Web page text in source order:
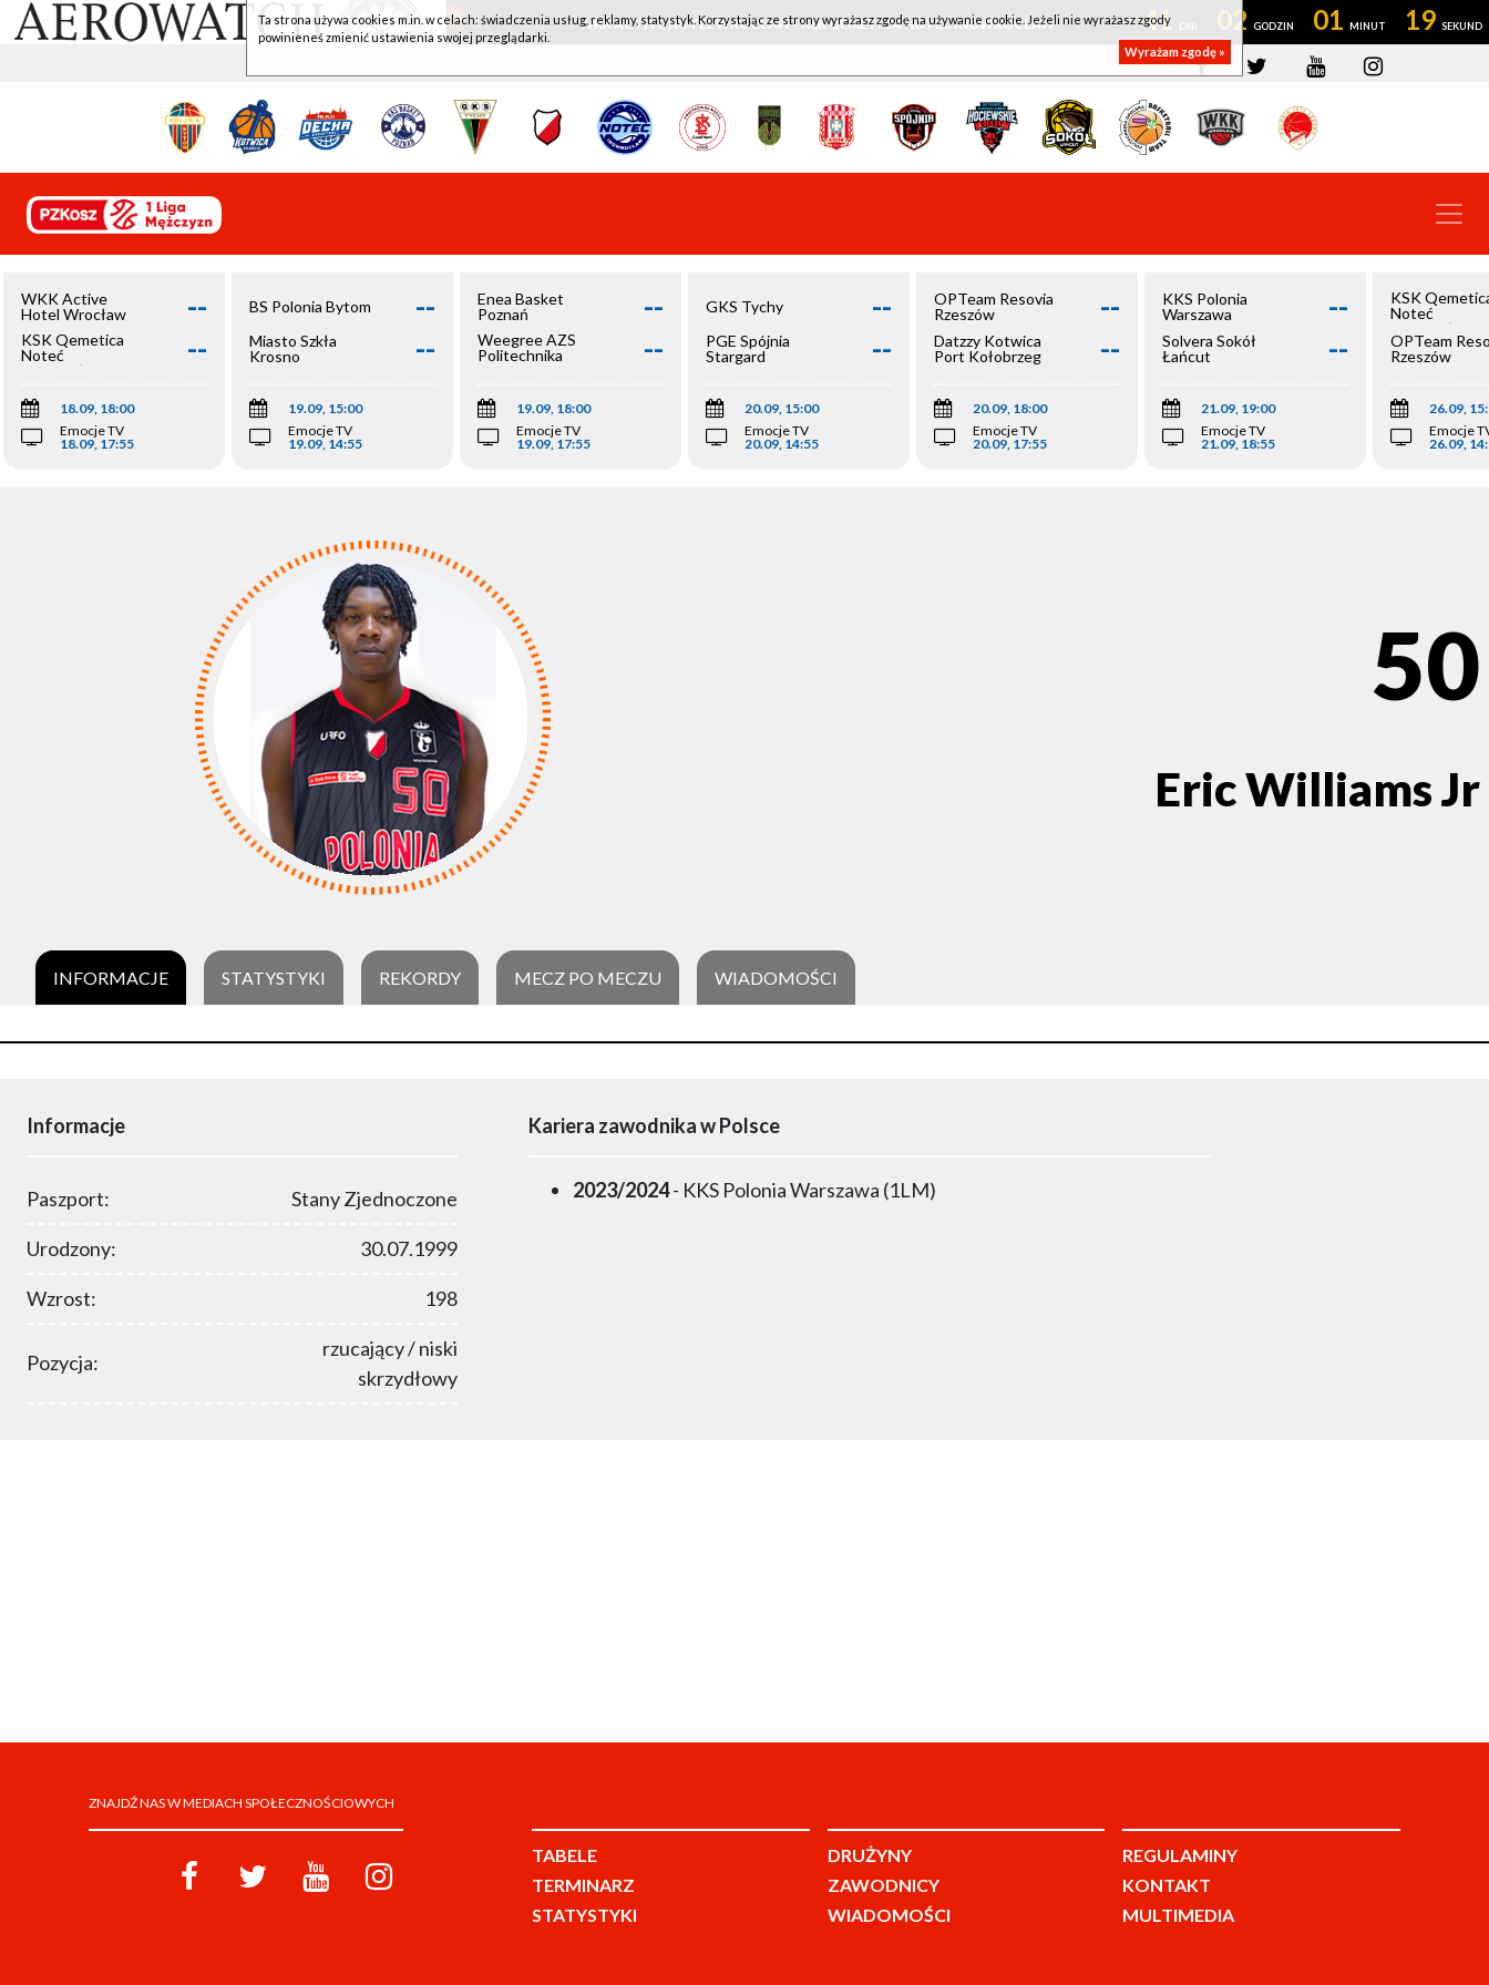
WKK ACTIVE HOTEL WROCŁAW - KSK QEMETICA NOTEĆ INOWROCŁAW 41 02 01 19
WKK Active
Hotel Wrocław
--
KSK Qemetica
Noteć
Inowrocław
--
18.09, 18:00
Emocje TV
18.09, 17:55
BS Polonia Bytom --
Miasto Szkła
Krosno
--
19.09, 15:00
Emocje TV
19.09, 14:55
Enea Basket
Poznań
--
Weegree AZS
Politechnika
--
19.09, 18:00
Emocje TV
19.09, 17:55
GKS Tychy --
PGE Spójnia
Stargard
--
20.09, 15:00
Emocje TV
20.09, 14:55
OPTeam Resovia
Rzeszów
--
Datzzy Kotwica
Port Kołobrzeg
--
20.09, 18:00
Emocje TV
20.09, 17:55
KKS Polonia
Warszawa
--
Solvera Sokół
Łańcut
--
21.09, 19:00
Emocje TV
21.09, 18:55
KSK
Noteć
Inowrocław
OPTeam
Rzeszów
26.09,
Emocje
26.09,
50
Eric Williams Jr
INFORMACJE STATYSTYKI REKORDY MECZ PO MECZU WIADOMOŚCI
Informacje
Paszport: Stany Zjednoczone
Urodzony: 30.07.1999
Wzrost: 198
Pozycja:
rzucający / niski
skrzydłowy
Kariera zawodnika w Polsce
2023/2024- KKS Polonia Warszawa (1LM)
ZNAJDŹ NAS W MEDIACH SPOŁECZNOŚCIOWYCH
TABELE
TERMINARZ
STATYSTYKI
DRUŻYNY
ZAWODNICY
WIADOMOŚCI
REGULAMINY
KONTAKT
MULTIMEDIA
Ta strona używa cookies m.in. w celach: świadczenia usług, reklamy, statystyk. Korzystając ze strony wyrażasz zgodę na używanie cookie. Jeżeli nie wyrażasz zgody
powinieneś zmienić ustawienia swojej przeglądarki.
Wyrażam zgodę »